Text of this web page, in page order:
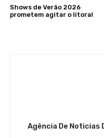
Shows de Verão 2026
prometem agitar o litoral
Agência De Noticias